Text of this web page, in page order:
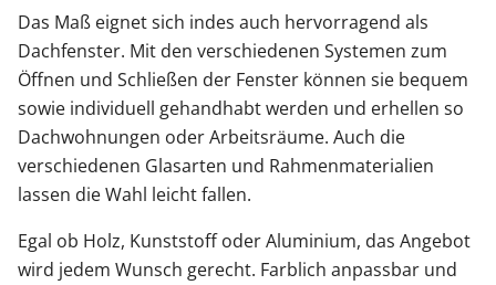
Das Maß eignet sich indes auch hervorragend als
Dachfenster. Mit den verschiedenen Systemen zum
Öffnen und Schließen der Fenster können sie bequem
sowie individuell gehandhabt werden und erhellen so
Dachwohnungen oder Arbeitsräume. Auch die
verschiedenen Glasarten und Rahmenmaterialien
lassen die Wahl leicht fallen.
Egal ob Holz, Kunststoff oder Aluminium, das Angebot
wird jedem Wunsch gerecht. Farblich anpassbar und